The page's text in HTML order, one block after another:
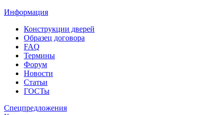
Информация
Конструкции дверей
Образец договора
FAQ
Термины
Форум
Новости
Статьи
ГОСТы
Спецпредложения